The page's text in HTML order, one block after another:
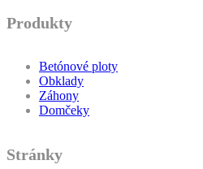
Produkty
Betónové ploty
Obklady
Záhony
Domčeky
Stránky